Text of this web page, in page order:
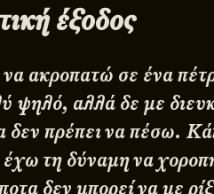
έξοδος
ακροπατώ σε ένα
ψηλό, αλλά δε με
δεν πρέπει να πέσω.
έχω τη δύναμη να
δεν μπορεί να με